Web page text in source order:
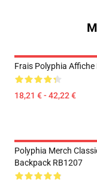
Frais Polyphia Affiche
18,21 € - 42,22 €
Polyphia Merch
Backpack RB1207